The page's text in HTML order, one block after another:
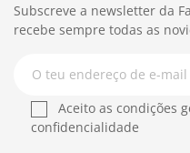
Subscreve a newsletter da
recebe sempre todas as
Aceito as condições
confidencialidade